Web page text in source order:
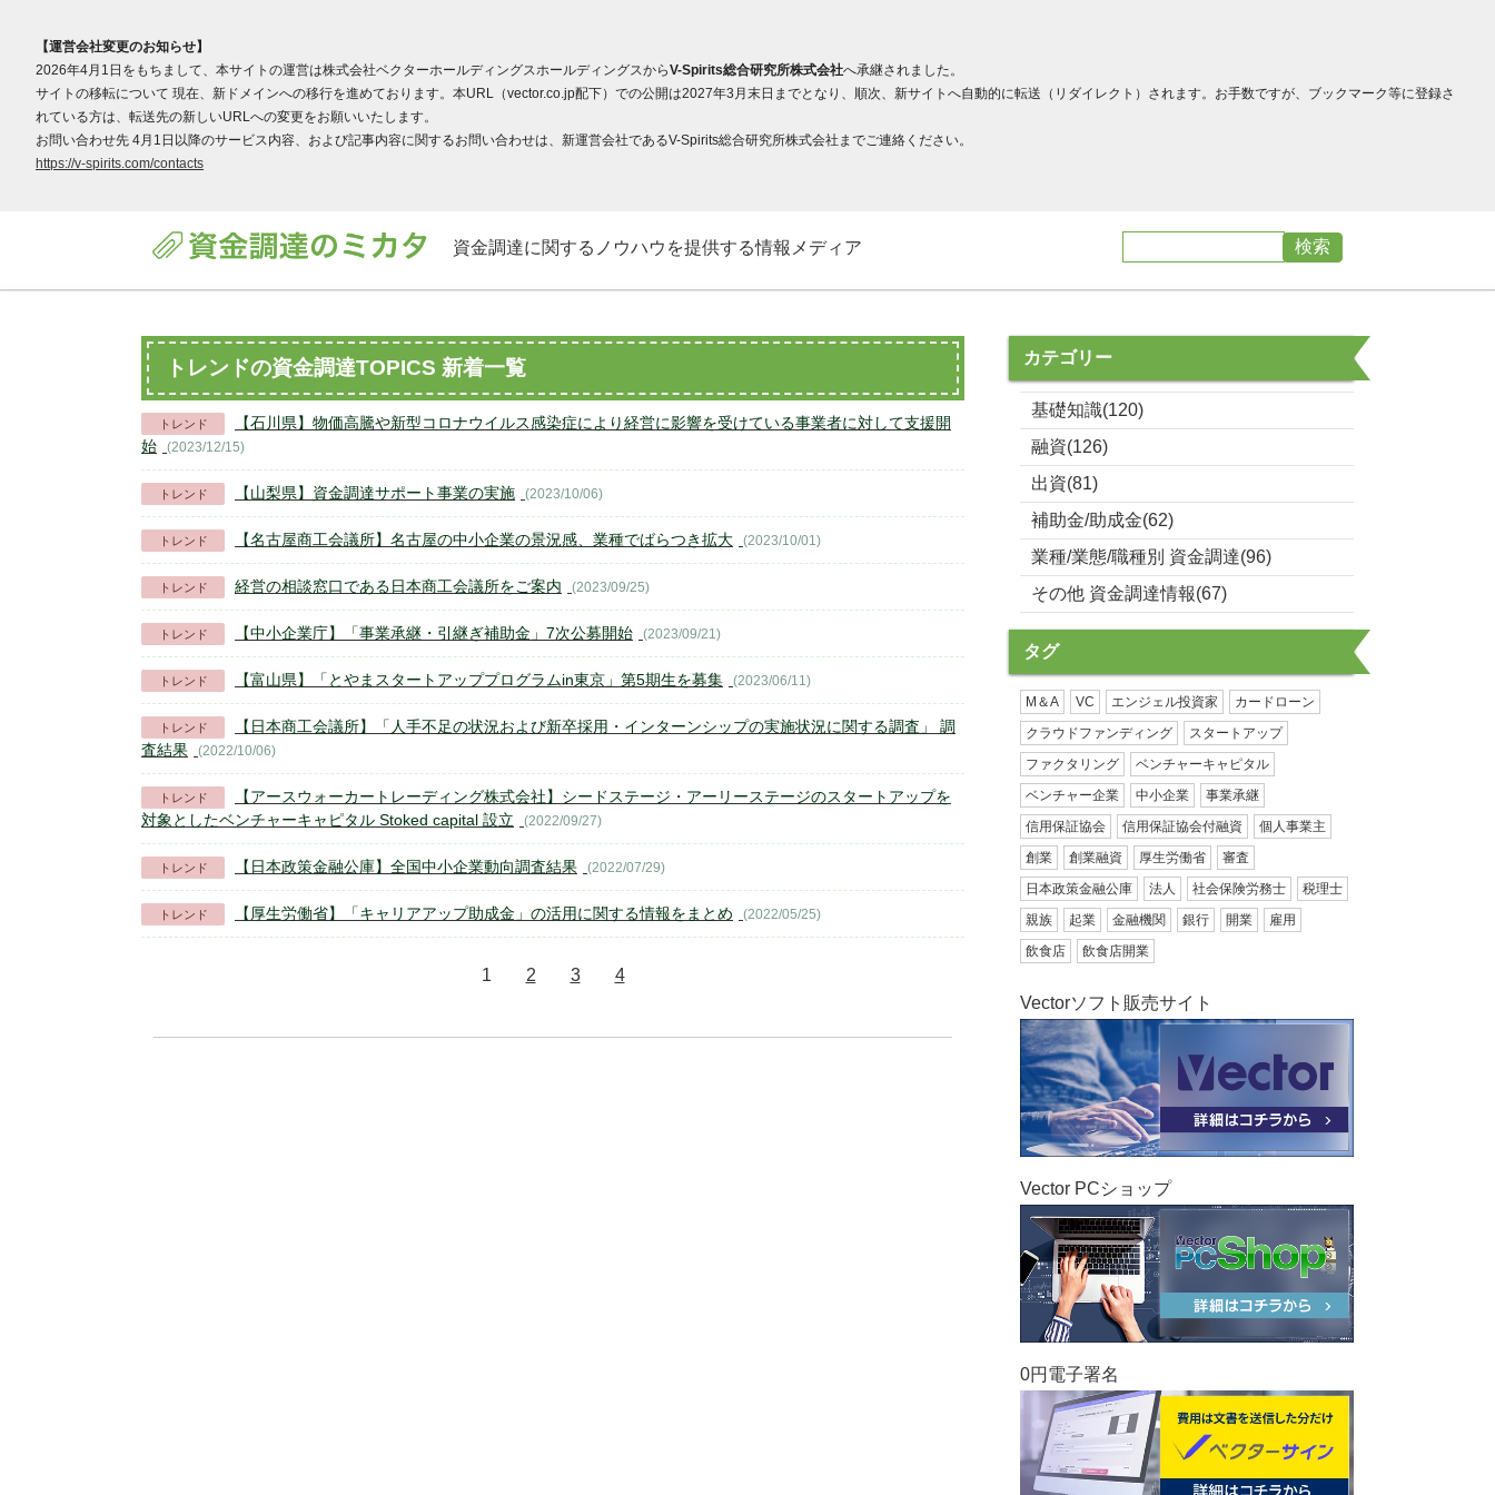
【運営会社変更のお知らせ】
2026年4月1日をもちまして、本サイトの運営は株式会社ベクターホールディングスホールディングスからV-Spirits総合研究所株式会社へ承継されました。
サイトの移転について 現在、新ドメインへの移行を進めております。本URL（vector.co.jp配下）での公開は2027年3月末日までとなり、順次、新サイトへ自動的に転送（リダイレクト）されます。お手数ですが、ブックマーク等に登録さ
れている方は、転送先の新しいURLへの変更をお願いいたします。
お問い合わせ先 4月1日以降のサービス内容、および記事内容に関するお問い合わせは、新運営会社であるV-Spirits総合研究所株式会社までご連絡ください。
https://v-spirits.com/contacts
資金調達に関するノウハウを提供する情報メディア
トレンドの資金調達TOPICS 新着一覧
トレンド
【石川県】物価高騰や新型コロナウイルス感染症により経営に影響を受けている事業者に対して支援開
始
(2023/12/15)
トレンド 【山梨県】資金調達サポート事業の実施 (2023/10/06)
トレンド 【名古屋商工会議所】名古屋の中小企業の景況感、業種でばらつき拡大 (2023/10/01)
トレンド 経営の相談窓口である日本商工会議所をご案内 (2023/09/25)
トレンド 【中小企業庁】「事業承継・引継ぎ補助金」7次公募開始 (2023/09/21)
トレンド 【富山県】「とやまスタートアッププログラムin東京」第5期生を募集 (2023/06/11)
トレンド
【日本商工会議所】「人手不足の状況および新卒採用・インターンシップの実施状況に関する調査」 調
査結果
(2022/10/06)
トレンド
【アースウォーカートレーディング株式会社】シードステージ・アーリーステージのスタートアップを
対象としたベンチャーキャピタル Stoked capital 設立
(2022/09/27)
トレンド 【日本政策金融公庫】全国中小企業動向調査結果 (2022/07/29)
トレンド 【厚生労働省】「キャリアアップ助成金」の活用に関する情報をまとめ (2022/05/25)
1 2 3 4
カテゴリー
基礎知識(120)
融資(126)
出資(81)
補助金/助成金(62)
業種/業態/職種別 資金調達(96)
その他 資金調達情報(67)
タグ
M＆A VC エンジェル投資家
カードローン
クラウドファンディング
スタートアップ
ファクタリング
ベンチャーキャピタル
ベンチャー企業
中小企業
事業承継
信用保証協会
信用保証協会付融資
個人事業主
創業
創業融資 厚生労働省
審査
日本政策金融公庫
法人 社会保険労務士
税理士
親族
起業 金融機関 銀行 開業
雇用
飲食店
飲食店開業
Vectorソフト販売サイト
Vector PCショップ
0円電子署名